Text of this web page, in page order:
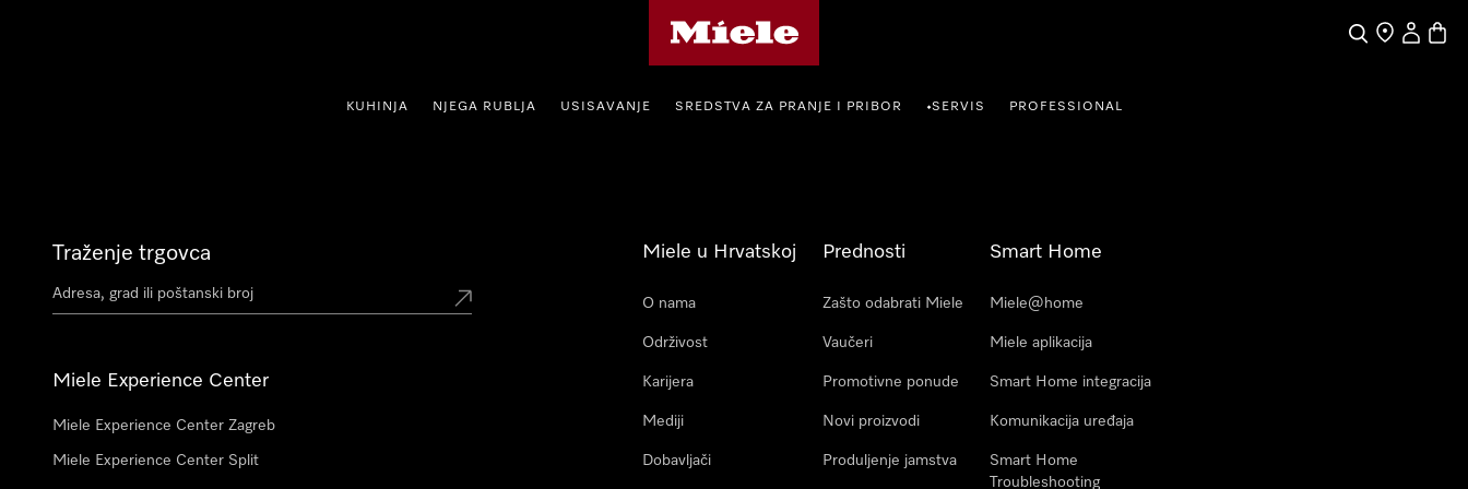
PretragaTraženjeKorisnički
KUHINJA NJEGA RUBLJA USISAVANJE SREDSTVA ZA PRANJE I PRIBOR •SERVIS PROFESSIONAL
Traženje trgovca
Miele Experience Center
Miele Experience Center Zagreb
Miele Experience Center Split
Miele u Hrvatskoj
O nama
Održivost
Karijera
Mediji
Dobavljači
Prednosti
Zašto odabrati Miele
Vaučeri
Promotivne ponude
Novi proizvodi
Produljenje jamstva
Smart Home
Miele@home
Miele aplikacija
Smart Home integracija
Komunikacija uređaja
Smart Home
Troubleshooting